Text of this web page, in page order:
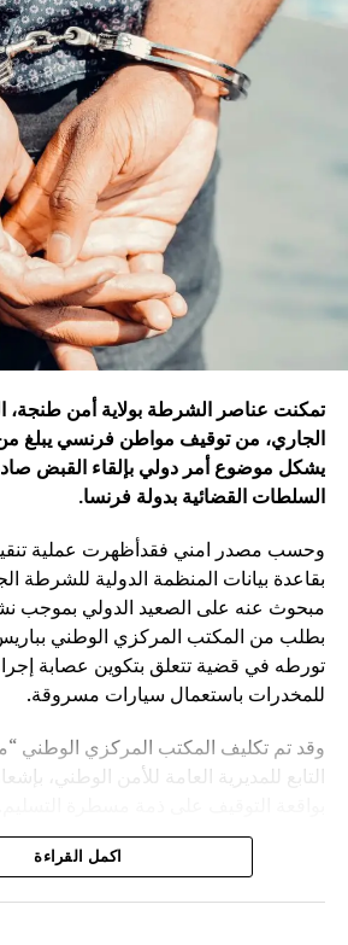
يشكل موضوع أمر دولي بإلقاء القبض
السلطات القضائية بدولة فرنسا.
وحسب مصدر امني فقدأظهرت عملية تنقيط
بقاعدة بيانات المنظمة الدولية للشرطة
مبحوث عنه على الصعيد الدولي بموجب
بطلب من المكتب المركزي الوطني
تورطه في قضية تتعلق بتكوين عصابة
للمخدرات باستعمال سيارات مسروقة.
وقد تم تكليف المكتب المركزي الوطني
التابع للمديرية العامة للأمن الوطني،
ويأتي توقيف المشتبه به في سياق التزام
اكمل القراءة